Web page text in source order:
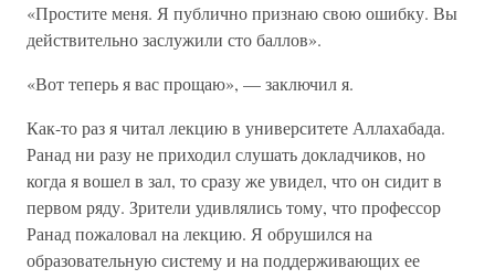
«Простите меня. Я публично признаю свою ошибку. Вы
действительно заслужили сто баллов».
«Вот теперь я вас прощаю», — заключил я.
Как-то раз я читал лекцию в университете Аллахабада.
Ранад ни разу не приходил слушать докладчиков, но
когда я вошел в зал, то сразу же увидел, что он сидит в
первом ряду. Зрители удивлялись тому, что профессор
Ранад пожаловал на лекцию. Я обрушился на
образовательную систему и на поддерживающих ее